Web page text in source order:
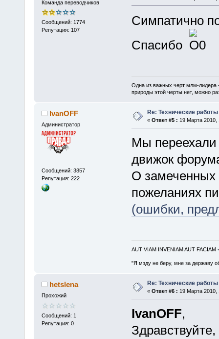
Команда переводчиков
Сообщений: 1774
Репутация: 107
Симпатично
Спасибо
Одна из важных черт млм-лидера
природы этой черты нет, можно
IvanOFF
Администратор
Сообщений: 3857
Репутация: 222
Re: Технические
« Ответ #5 : 19 Марта 2010,
Мы переехали
движок
О замеченных
пожеланиях
(ошибки,
AUT VIAM INVENIAM AUT FACIAM
"Я мзду не беру, мне за державу
hetslena
Прохожий
Сообщений: 1
Репутация: 0
Re: Технические
« Ответ #6 : 19 Марта 2010,
IvanOFF,